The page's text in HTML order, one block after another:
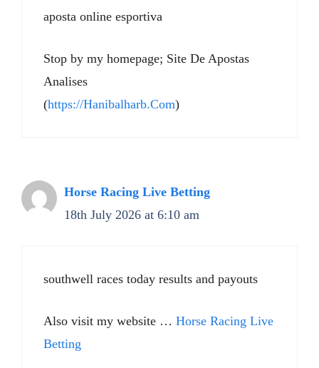
aposta online esportiva
Stop by my homepage; Site De Apostas
Analises
(https://Hanibalharb.Com)
Horse Racing Live Betting​
18th July 2026 at 6:10 am
southwell races today results and payouts​
Also visit my website … Horse Racing Live
Betting​